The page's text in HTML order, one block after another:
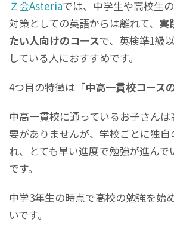
Ｚ会Asteriaでは、中学生や高校生
対策としての英語からは離れて、 実
たい人向けのコースで、英検準1級
している人におすすめです。
4つ目の特徴は「中高一貫校コース
中高一貫校に通っているお子さん
要がありませんが、学校ごとに独自
れ、とても早い進度で勉強が進ん
です。
中学3年生の時点で高校の勉強を始
いです。